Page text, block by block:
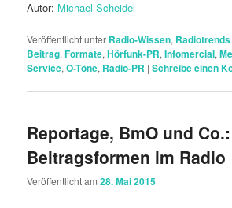
Autor: Michael Scheidel
Veröffentlicht unter Radio-Wissen, Radiotrends
Beitrag,Formate,Hörfunk-PR,Infomercial,
Service,O-Töne, Radio-PR |Schreibe einen
Reportage, BmO und
Beitragsformen im Radio
Veröffentlicht am28. Mai 2015